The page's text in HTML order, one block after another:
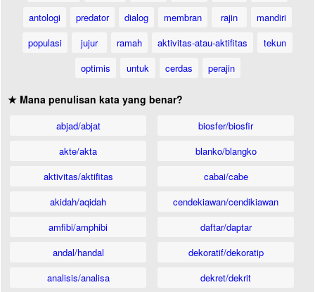
antologi
predator dialog membran rajin
mandiri
populasi
jujur ramah aktivitas-atau-aktifitas
tekun
optimis
untuk cerdas perajin
★ Mana penulisan kata yang benar?
abjad/abjat
akte/akta
aktivitas/aktifitas
akidah/aqidah
amfibi/amphibi
andal/handal
analisis/analisa
biosfer/biosfir
blanko/blangko
cabai/cabe
cendekiawan/cendikiawan
daftar/daptar
dekoratif/dekoratip
dekret/dekrit